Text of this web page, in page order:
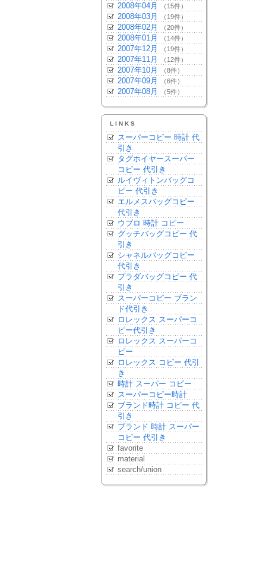
2008年04月 （15件）
2008年03月 （19件）
2008年02月 （20件）
2008年01月 （14件）
2007年12月 （19件）
2007年11月 （12件）
2007年10月 （8件）
2007年09月 （6件）
2007年08月 （5件）
LINKS
スーパーコピー 時計 代
引き
タグホイヤースーパー
コピー 代引き
ルイヴィトンバッグコ
ピー 代引き
エルメスバッグコピー
代引き
ウブロ 時計 コピー
グッチバッグコピー 代
引き
シャネルバッグコピー
代引き
プラダバッグコピー 代
引き
スーパーコピー ブラン
ド代引き
ロレックス スーパーコ
ピー代引き
ロレックス スーパーコ
ピー
ロレックス コピー 代引
き
時計 スーパー コピー
スーパーコピー時計
ブランド時計 コピー 代
引き
ブランド 時計 スーパー
コピー 代引き
favorite
material
search/union